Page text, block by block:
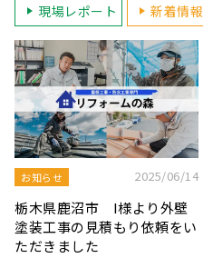
現場レポート 新着情報
モルタル外壁の特徴と劣化症
状、メンテナンス方法を解説